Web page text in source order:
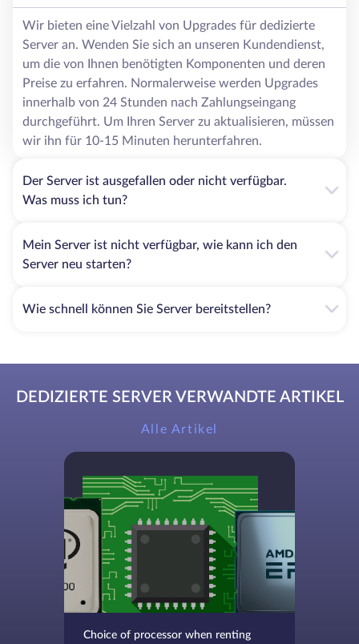
Wir bieten eine Vielzahl von Upgrades für dedizierte
Server an. Wenden Sie sich an unseren Kundendienst,
um die von Ihnen benötigten Komponenten und deren
Preise zu erfahren. Normalerweise werden Upgrades
innerhalb von 24 Stunden nach Zahlungseingang
durchgeführt. Um Ihren Server zu aktualisieren, müssen
wir ihn für 10-15 Minuten herunterfahren.
Der Server ist ausgefallen oder nicht verfügbar.
Was muss ich tun?
Mein Server ist nicht verfügbar, wie kann ich den
Server neu starten?
Wie schnell können Sie Server bereitstellen?
DEDIZIERTE SERVER VERWANDTE ARTIKEL
Alle Artikel
Choice of processor when renting